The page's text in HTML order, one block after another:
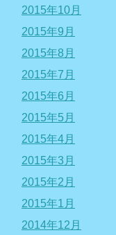
2015年10月
2015年9月
2015年8月
2015年7月
2015年6月
2015年5月
2015年4月
2015年3月
2015年2月
2015年1月
2014年12月